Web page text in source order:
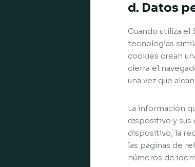
d. Datos
Cuando utiliza
tecnologías
cookies crean
cierra el
una vez que
La información
dispositivo y
dispositivo, la
las páginas de
números de